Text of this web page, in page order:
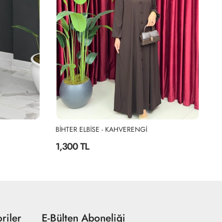
BİHTER ELBİSE - KAHVERENGİ
1,300 TL
E-Bülten Aboneliği